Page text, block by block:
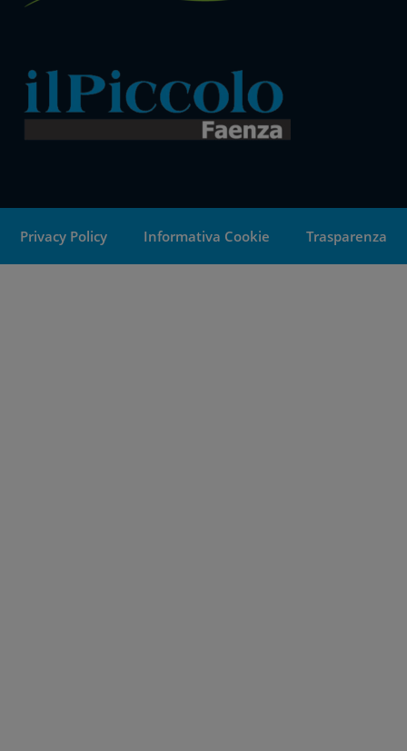
Privacy Policy Informativa Cookie Trasparenza